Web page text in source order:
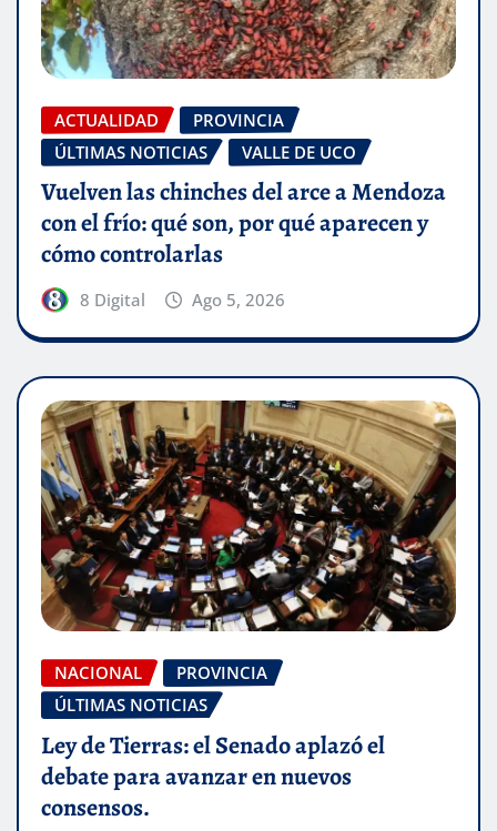
ACTUALIDAD
PROVINCIA
ÚLTIMAS NOTICIAS
VALLE DE UCO
Vuelven las chinches del arce a Mendoza
con el frío: qué son, por qué aparecen y
cómo controlarlas
8 Digital Ago 5, 2026
NACIONAL
PROVINCIA
ÚLTIMAS NOTICIAS
Ley de Tierras: el Senado aplazó el
debate para avanzar en nuevos
consensos.